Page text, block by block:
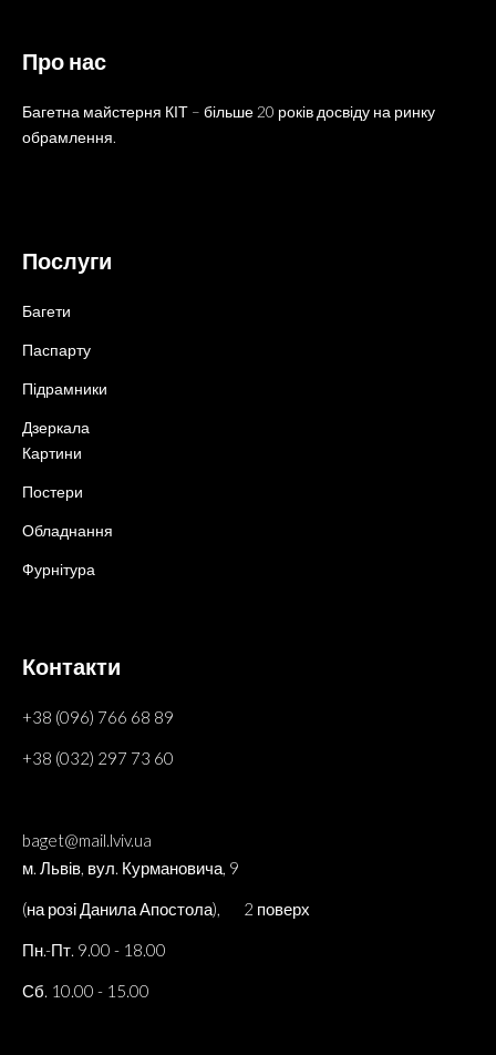
Про нас
Багетна майстерня КІТ – більше 20 років досвіду на ринку
обрамлення.
Послуги
Багети
Паспарту
Підрамники
Дзеркала
Картини
Постери
Обладнання
Фурнітура
Контакти
+38 (096) 766 68 89
+38 (032) 297 73 60
baget@mail.lviv.ua
м. Львів, вул. Курмановича, 9
(на розі Данила Апостола), 2 поверх
Пн.-Пт. 9.00 - 18.00
Сб. 10.00 - 15.00